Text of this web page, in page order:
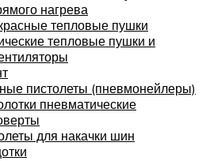
нагрева
тепловые пушки
тепловые пушки и
пистолеты (пневмонейлеры)
пневматические
для накачки шин